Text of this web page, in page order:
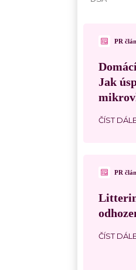
PR
Jak
ČÍST
PR
ČÍST